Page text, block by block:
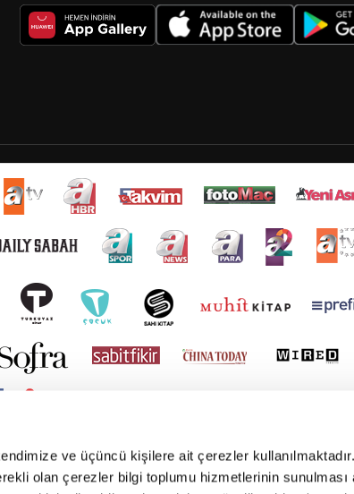
ve üçüncü kişilere ait çerezler
olan çerezler bilgi toplumu hizmetlerinin sunulması